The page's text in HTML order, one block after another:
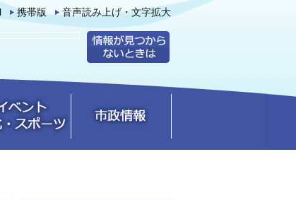
携帯版 音声読み上げ・文字拡大